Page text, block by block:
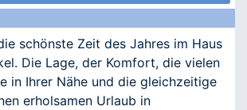
schönste Zeit des Jahres im Haus
Die Lage, der Komfort, die vielen
in Ihrer Nähe und die gleichzeitige
erholsamen Urlaub in